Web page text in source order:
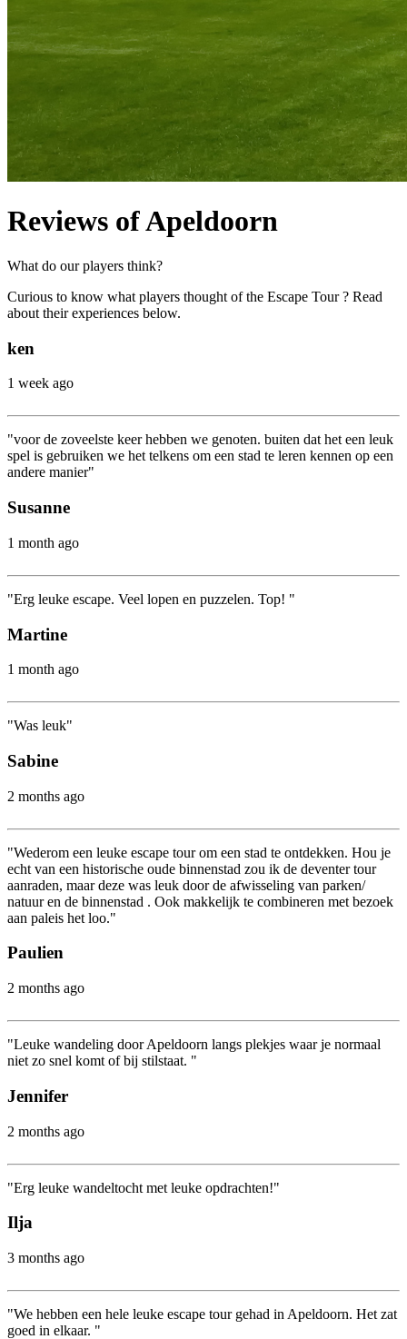
Reviews of Apeldoorn
What do our players think?
Curious to know what players thought of the Escape Tour ? Read
about their experiences below.
ken
1 week ago
"voor de zoveelste keer hebben we genoten. buiten dat het een leuk
spel is gebruiken we het telkens om een stad te leren kennen op een
andere manier"
Susanne
1 month ago
"Erg leuke escape. Veel lopen en puzzelen. Top! "
Martine
1 month ago
"Was leuk"
Sabine
2 months ago
"Wederom een leuke escape tour om een stad te ontdekken. Hou je
echt van een historische oude binnenstad zou ik de deventer tour
aanraden, maar deze was leuk door de afwisseling van parken/
natuur en de binnenstad . Ook makkelijk te combineren met bezoek
aan paleis het loo."
Paulien
2 months ago
"Leuke wandeling door Apeldoorn langs plekjes waar je normaal
niet zo snel komt of bij stilstaat. "
Jennifer
2 months ago
"Erg leuke wandeltocht met leuke opdrachten!"
Ilja
3 months ago
"We hebben een hele leuke escape tour gehad in Apeldoorn. Het zat
goed in elkaar. "